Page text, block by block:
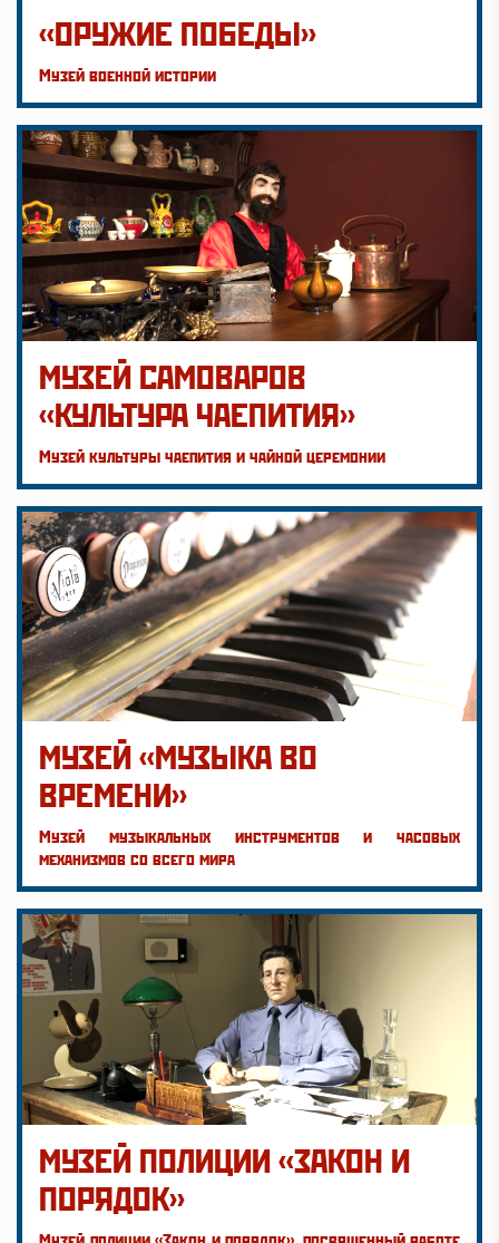
«ОРУЖИЕ ПОБЕДЫ»
Музей военной истории
МУЗЕЙ САМОВАРОВ
«КУЛЬТУРА ЧАЕПИТИЯ»
Музей культуры чаепития и чайной церемонии
МУЗЕЙ «МУЗЫКА ВО
ВРЕМЕНИ»
Музей музыкальных инструментов и часовых
механизмов со всего мира
МУЗЕЙ ПОЛИЦИИ «ЗАКОН И
ПОРЯДОК»